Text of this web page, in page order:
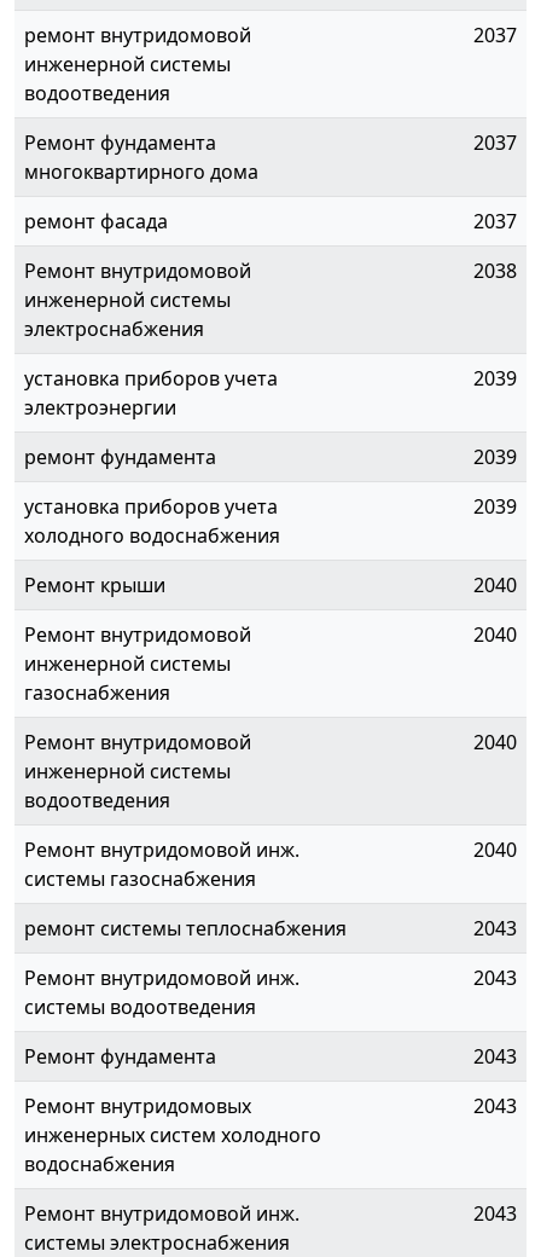
ремонт внутридомовой
инженерной системы
водоотведения
2037
Ремонт фундамента
многоквартирного дома
2037
ремонт фасада
2037
Ремонт внутридомовой
инженерной системы
электроснабжения
2038
установка приборов учета
электроэнергии
2039
ремонт фундамента
2039
установка приборов учета
холодного водоснабжения
2039
Ремонт крыши
2040
Ремонт внутридомовой
инженерной системы
газоснабжения
2040
Ремонт внутридомовой
инженерной системы
водоотведения
2040
Ремонт внутридомовой инж.
системы газоснабжения
2040
ремонт системы теплоснабжения
2043
Ремонт внутридомовой инж.
системы водоотведения
2043
Ремонт фундамента
2043
Ремонт внутридомовых
инженерных систем холодного
водоснабжения
2043
Ремонт внутридомовой инж.
системы электроснабжения
2043